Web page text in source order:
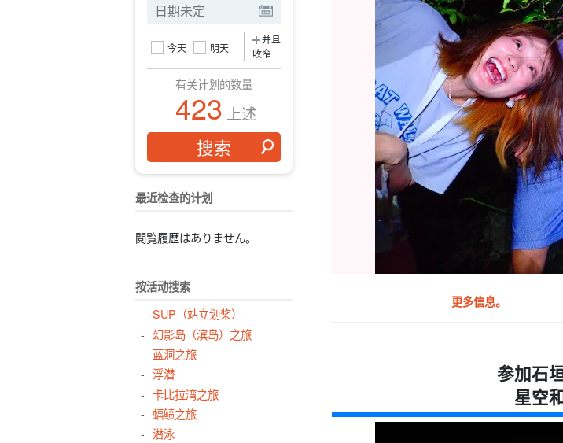
今天 明天
并且
收窄
有关计划的数量
423 上述
最近检查的计划
閲覧履歴はありません。
按活动搜索
SUP（站立划桨）
幻影岛（滨岛）之旅
蓝洞之旅
浮潜
卡比拉湾之旅
蝠鲼之旅
潜泳
更多信息。
参加石
星空